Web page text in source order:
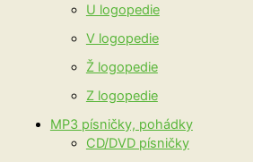
U logopedie
V logopedie
Ž logopedie
Z logopedie
MP3 písničky, pohádky
CD/DVD písničky